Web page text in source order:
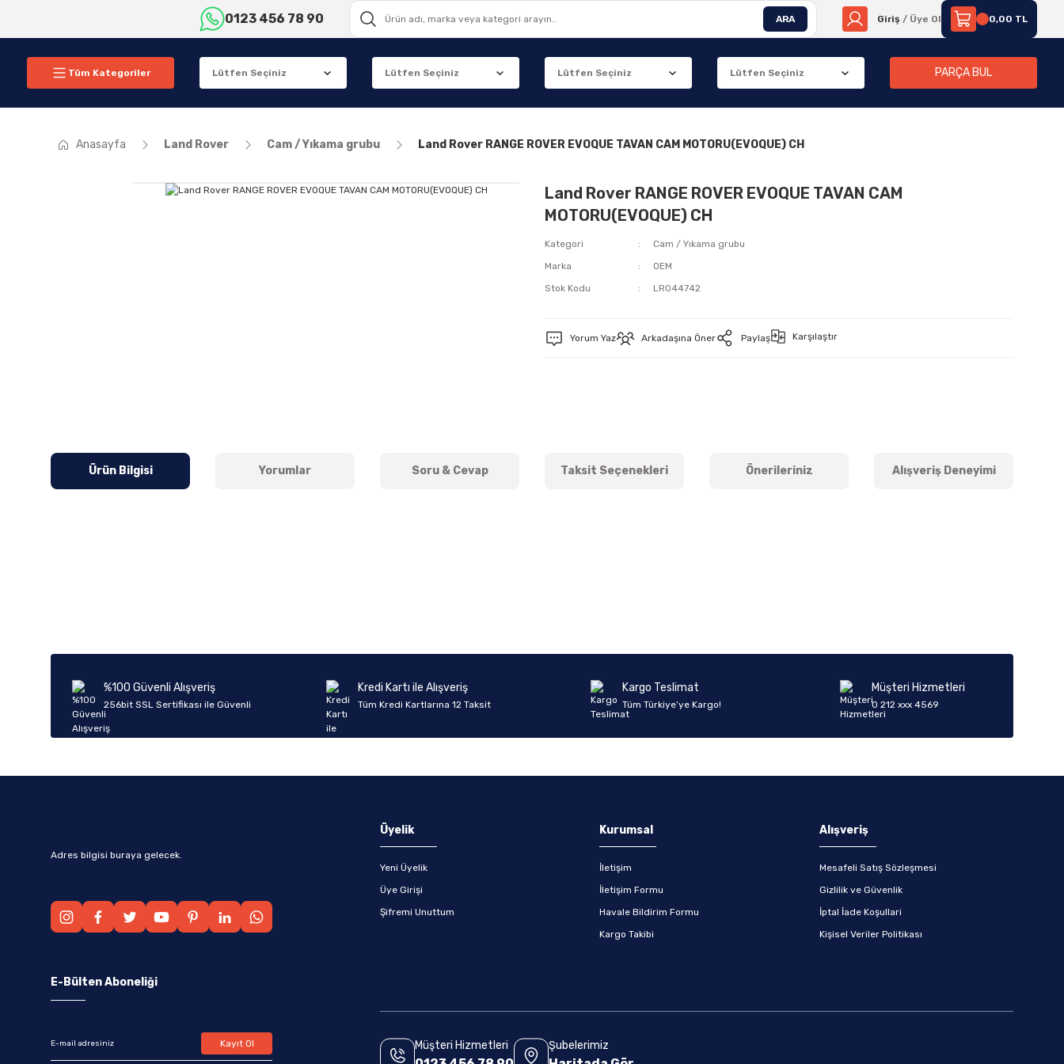
0123 456 78 90 ARA Giriş / Üye Ol 0,00 TL
Tüm Kategoriler PARÇA BUL
Anasayfa Land Rover Cam / Yıkama grubu Land Rover RANGE ROVER EVOQUE TAVAN CAM MOTORU(EVOQUE) CH
Land Rover RANGE ROVER EVOQUE TAVAN CAM
MOTORU(EVOQUE) CH
Kategori
Cam / Yıkama grubu
Marka
OEM
Stok Kodu
LR044742
Yorum Yaz Arkadaşına Öner Paylaş Karşılaştır
Ürün Bilgisi Yorumlar Soru & Cevap Taksit Seçenekleri Önerileriniz Alışveriş Deneyimi
Ürün fiyatı diğer sitelerden daha pahalı.
Bu ürüne benzer farklı alternatifler olmalı.
%100 Güvenli Alışveriş
256bit SSL Sertifikası ile Güvenli
Kredi Kartı ile Alışveriş
Tüm Kredi Kartlarına 12 Taksit
Kargo Teslimat
Tüm Türkiye’ye Kargo!
Müşteri Hizmetleri
0 212 xxx 4569
Adres bilgisi buraya gelecek.
Üyelik
Yeni Üyelik
Üye Girişi
Şifremi Unuttum
Kurumsal
İletişim
İletişim Formu
Havale Bildirim Formu
Kargo Takibi
Alışveriş
Mesafeli Satış Sözleşmesi
Gizlilik ve Güvenlik
İptal İade Koşullari
Kişisel Veriler Politikası
E-Bülten Aboneliği
Kayıt Ol Müşteri Hizmetleri Şubelerimiz